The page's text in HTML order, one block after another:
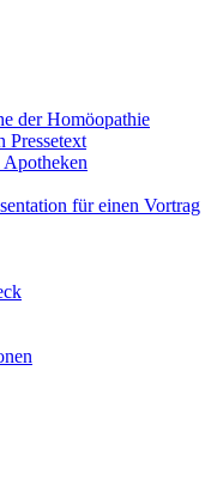
der Homöopathie
Pressetext
Apotheken
für einen Vortrag